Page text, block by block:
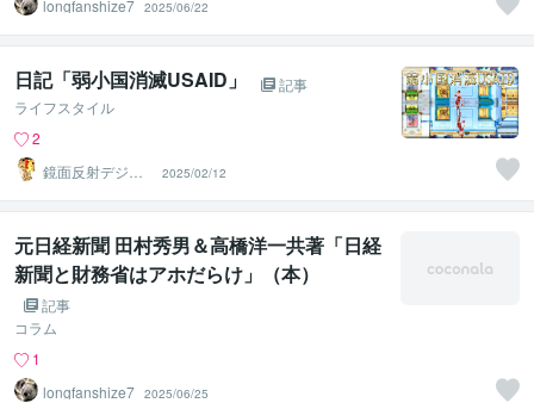
longfanshize7 2025/06/22
日記「弱小国消滅USAID」
記事
ライフスタイル
2
鏡面反射デジタ
ルアート製作所
（鈴木穣）
2025/02/12
元日経新聞 田村秀男＆高橋洋一共著「日経
新聞と財務省はアホだらけ」（本）
記事
コラム
1
longfanshize7 2025/06/25